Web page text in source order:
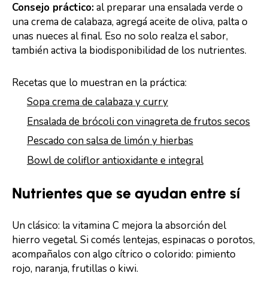
Consejo práctico:al preparar una ensalada verde o
una crema de calabaza, agregá aceite de oliva, palta o
unas nueces al final. Eso no solo realza el sabor,
también activa la biodisponibilidad de los nutrientes.
Recetas que lo muestran en la práctica:
Sopa crema de calabaza y curry
Ensalada de brócoli con vinagreta de frutos secos
Pescado con salsa de limón y hierbas
Bowl de coliflor antioxidante e integral
Nutrientes que se ayudan entre sí
Un clásico: la vitamina C mejora la absorción del
hierro vegetal. Si comés lentejas, espinacas o porotos,
acompañalos con algo cítrico o colorido: pimiento
rojo, naranja, frutillas o kiwi.